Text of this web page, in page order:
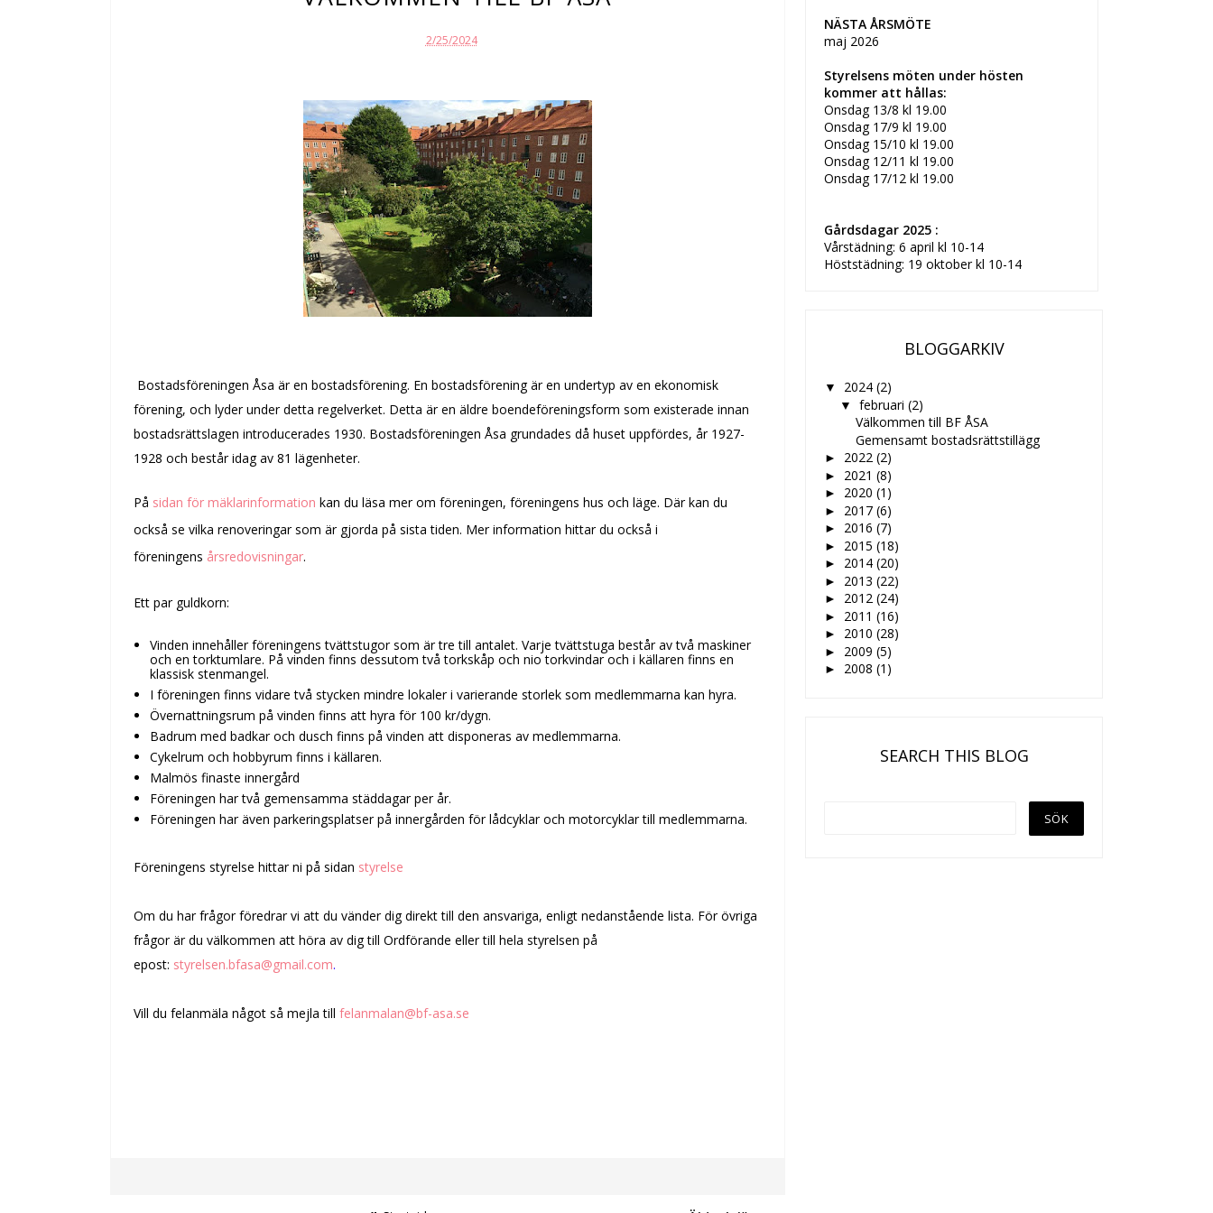
2/25/2024
Bostadsföreningen Åsa är en bostadsförening. En bostadsförening är en undertyp av en ekonomisk
förening, och lyder under detta regelverket. Detta är en äldre boendeföreningsform som existerade innan
bostadsrättslagen introducerades 1930. Bostadsföreningen Åsa grundades då huset uppfördes, år 1927-
1928 och består idag av 81 lägenheter.
På sidan för mäklarinformation kan du läsa mer om föreningen, föreningens hus och läge. Där kan du
också se vilka renoveringar som är gjorda på sista tiden. Mer information hittar du också i
föreningens årsredovisningar.
Ett par guldkorn:
Vinden innehåller föreningens tvättstugor som är tre till antalet. Varje tvättstuga består av två maskiner
och en torktumlare. På vinden finns dessutom två torkskåp och nio torkvindar och i källaren finns en
klassisk stenmangel.
I föreningen finns vidare två stycken mindre lokaler i varierande storlek som medlemmarna kan hyra.
Övernattningsrum på vinden finns att hyra för 100 kr/dygn.
Badrum med badkar och dusch finns på vinden att disponeras av medlemmarna.
Cykelrum och hobbyrum finns i källaren.
Malmös finaste innergård
Föreningen har två gemensamma städdagar per år.
Föreningen har även parkeringsplatser på innergården för lådcyklar och motorcyklar till medlemmarna.
Föreningens styrelse hittar ni på sidan styrelse
Om du har frågor föredrar vi att du vänder dig direkt till den ansvariga, enligt nedanstående lista. För övriga
frågor är du välkommen att höra av dig till Ordförande eller till hela styrelsen på
epost: styrelsen.bfasa@gmail.com.
Vill du felanmäla något så mejla till felanmalan@bf-asa.se
NÄSTA ÅRSMÖTE
maj 2026
Styrelsens möten under hösten
kommer att hållas:
Onsdag 13/8 kl 19.00
Onsdag 17/9 kl 19.00
Onsdag 15/10 kl 19.00
Onsdag 12/11 kl 19.00
Onsdag 17/12 kl 19.00
Gårdsdagar 2025 :
Vårstädning: 6 april kl 10-14
Höststädning: 19 oktober kl 10-14
BLOGGARKIV
▼ 2024 (2)
▼ februari (2)
Välkommen till BF ÅSA
Gemensamt bostadsrättstillägg
► 2022 (2)
► 2021 (8)
► 2020 (1)
► 2017 (6)
► 2016 (7)
► 2015 (18)
► 2014 (20)
► 2013 (22)
► 2012 (24)
► 2011 (16)
► 2010 (28)
► 2009 (5)
► 2008 (1)
SEARCH THIS BLOG